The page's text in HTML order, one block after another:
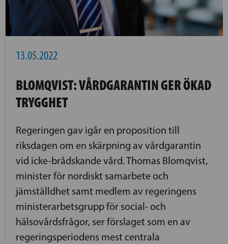
13.05.2022
BLOMQVIST: VÅRDGARANTIN GER ÖKAD
TRYGGHET
Regeringen gav igår en proposition till
riksdagen om en skärpning av vårdgarantin
vid icke-brådskande vård. Thomas Blomqvist,
minister för nordiskt samarbete och
jämställdhet samt medlem av regeringens
ministerarbetsgrupp för social- och
hälsovårdsfrågor, ser förslaget som en av
regeringsperiodens mest centrala